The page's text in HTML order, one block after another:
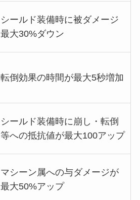
シールド装備時に被ダメージ
最大30%ダウン
転倒効果の時間が最大5秒増加
シールド装備時に崩し・転倒
等への抵抗値が最大100アップ
マシーン属への与ダメージが
最大50%アップ